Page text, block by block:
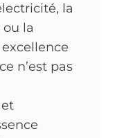
la
la
n’est pas